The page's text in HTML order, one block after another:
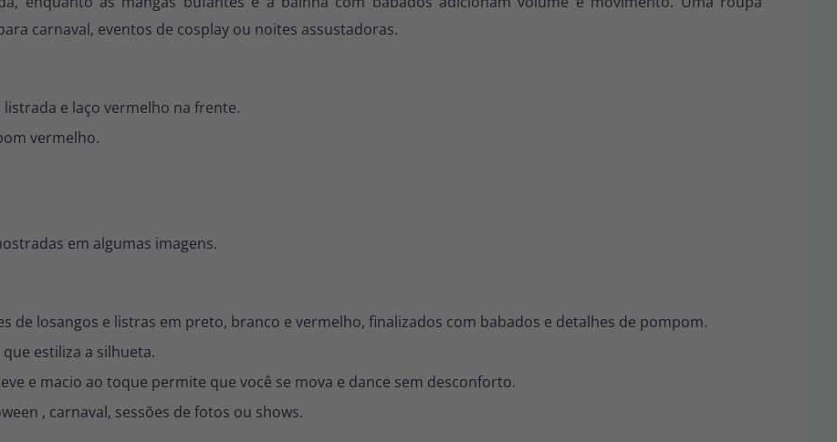
carnaval, eventos de cosplay ou noites assustadoras.
e laço vermelho na frente.
vermelho.
em algumas imagens.
de losangos e listras em preto, branco e vermelho, finalizados com babados e detalhes de pompom.
estiliza a silhueta.
e macio ao toque permite que você se mova e dance sem desconforto.
, carnaval, sessões de fotos ou shows.